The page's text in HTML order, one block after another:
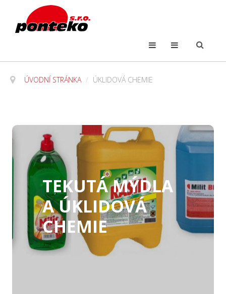
ÚVODNÍ STRÁNKA / ÚKLIDOVÁ CHEMIE
TEKUTÁ MÝDLA
A ÚKLIDOVÁ
CHEMIE